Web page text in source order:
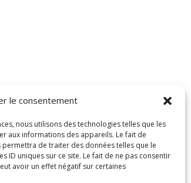
le consentement
nous utilisons des technologies telles que les
aux informations des appareils. Le fait de
de traiter des données telles que le
ID uniques sur ce site. Le fait de ne pas consentir
avoir un effet négatif sur certaines